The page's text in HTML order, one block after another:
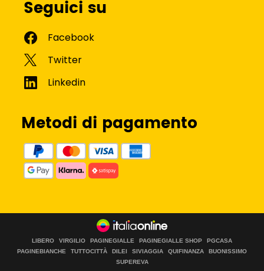
Seguici su
Metodi di pagamento
LIBERO VIRGILIO PAGINEGIALLE PAGINEGIALLE SHOP
PGCASA
PAGINEBIANCHE
TUTTOCITTÀ DILEI SIVIAGGIA QUIFINANZA
BUONISSIMO
SUPEREVA